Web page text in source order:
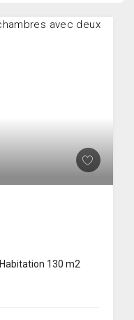
Habitation 130 m2